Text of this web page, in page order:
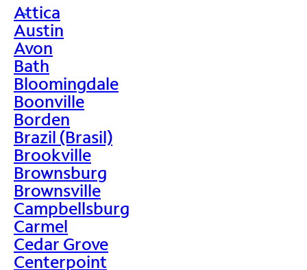
>
Attica
Austin
Avon
Bath
Bloomingdale
Boonville
Borden
Brazil (Brasil)
Brookville
Brownsburg
Brownsville
Campbellsburg
Carmel
Cedar Grove
Centerpoint